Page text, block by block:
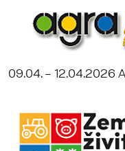
09.04. – 12.04.2026